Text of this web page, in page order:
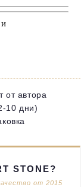
от автора
10 дни)
STONE?
от 2015